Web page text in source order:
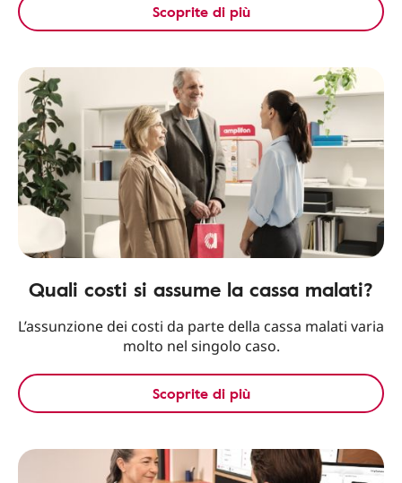
Scoprite di più
Quali costi si assume la cassa malati?
L’assunzione dei costi da parte della cassa malati varia
molto nel singolo caso.
Scoprite di più